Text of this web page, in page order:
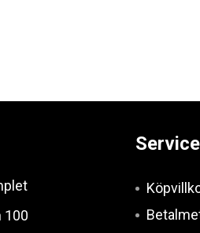
100
Service